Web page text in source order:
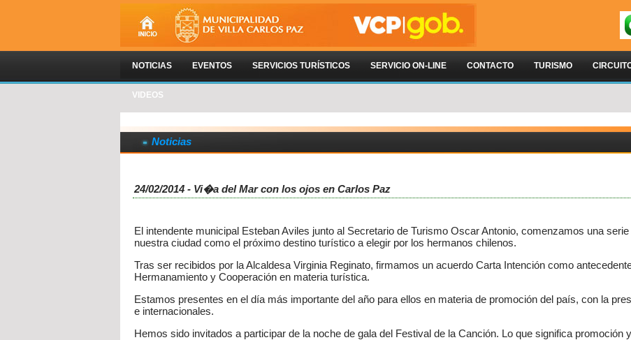
NOTICIAS EVENTOS SERVICIOS TURÍSTICOS SERVICIO ON-LINE CONTACTO TURISMO
VIDEOS
Noticias
24/02/2014 - Vi�a del Mar con los ojos en Carlos Paz
El intendente municipal Esteban Aviles junto al Secretario de Turismo Oscar Antonio, comenzamos una
nuestra ciudad como el próximo destino turístico a elegir por los hermanos chilenos.
Tras ser recibidos por la Alcaldesa Virginia Reginato, firmamos un acuerdo Carta Intención como
Hermanamiento y Cooperación en materia turística.
Estamos presentes en el día más importante del año para ellos en materia de promoción del país, con la
e internacionales.
Hemos sido invitados a participar de la noche de gala del Festival de la Canción. Lo que significa promoción